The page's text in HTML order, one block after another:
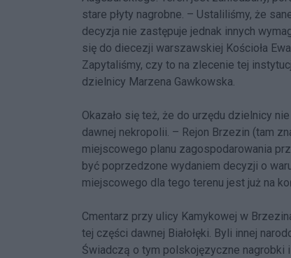
stare płyty nagrobne. – Ustaliliśmy, że
decyzja nie zastępuje jednak innych
się do diecezji warszawskiej Kościoła
Zapytaliśmy, czy to na zlecenie tej
dzielnicy Marzena Gawkowska.
Okazało się też, że do urzędu dzielnicy
dawnej nekropolii. – Rejon Brzezin (tam
miejscowego planu zagospodarowania
być poprzedzone wydaniem decyzji o
miejscowego dla tego terenu jest już na
Cmentarz przy ulicy Kamykowej w
tej części dawnej Białołęki. Byli innej
Świadczą o tym polskojęzyczne